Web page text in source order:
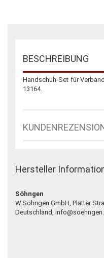
BESCHREIBUNG
Handschuh-Set für
13164.
Hersteller
Söhngen
W.Söhngen GmbH, Platter
Deutschland,